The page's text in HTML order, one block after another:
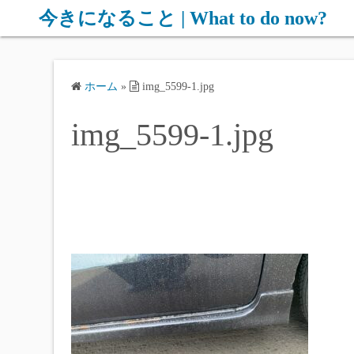
今きになること | What to do now?
ホーム » img_5599-1.jpg
img_5599-1.jpg